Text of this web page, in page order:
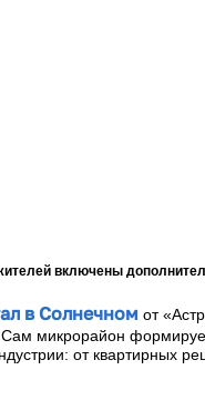
включены
в Солнечном от
Сам микрорайон
от квартирных